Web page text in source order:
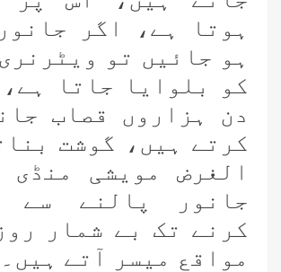
ہوتا ہے، اگر
ہو جائیں تو
کو بلوایا جاتا
دن ہزاروں قصاب
کرتے ہیں، گوشت
الغرض مویشی
جانور پالنے سے
کرنے تک بے شمار
مواقع میسر آتے ہیں۔